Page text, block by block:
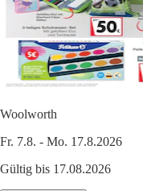
Woolworth
Fr. 7.8. - Mo. 17.8.2026
Gültig bis 17.08.2026